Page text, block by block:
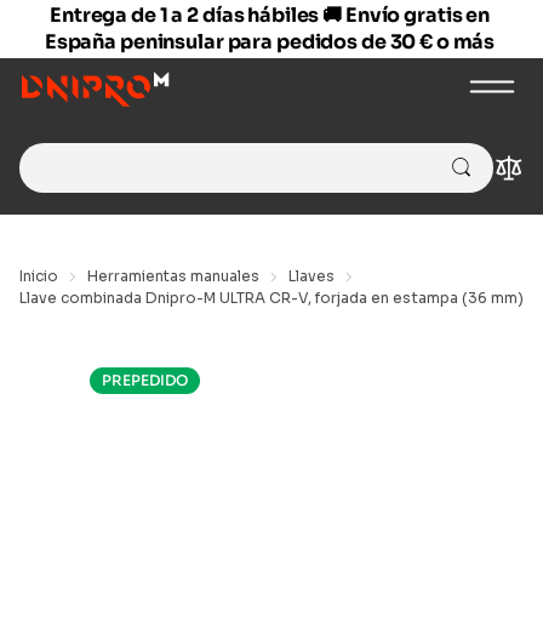
Entrega de 1 a 2 días hábiles 🚚 Envío gratis en
España peninsular para pedidos de 30 € o más
Search
for:
Inicio Herramientas manuales
Llaves
Llave combinada Dnipro-M ULTRA CR-V, forjada en estampa (36 mm)
PREPEDIDO